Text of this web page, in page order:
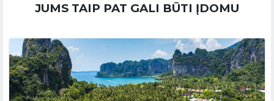
JUMS TAIP PAT GALI BŪTI ĮDOMU